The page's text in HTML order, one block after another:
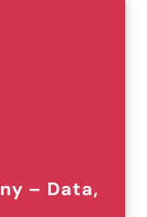
– Data,